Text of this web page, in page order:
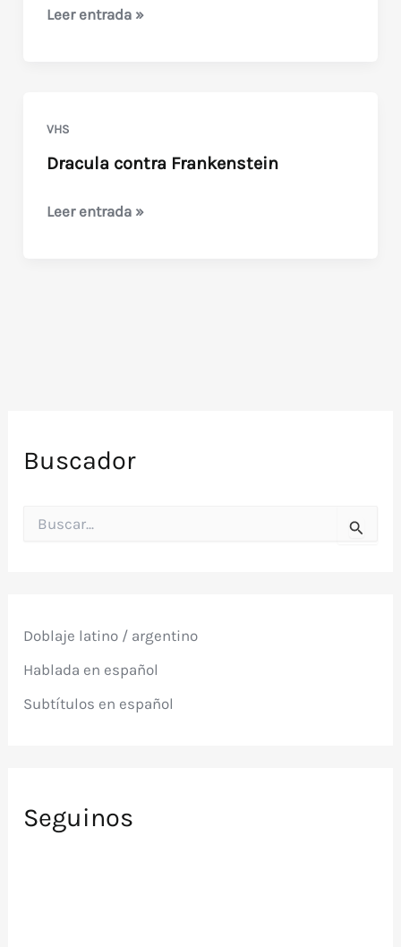
Frankenstein
Leer entrada »
VHS
Dracula contra Frankenstein
Dracula
Leer entrada »
Buscador
o
:
Doblaje latino / argentino
Hablada en español
Subtítulos en español
Seguinos